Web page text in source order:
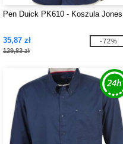
Pen Duick PK610 - Koszula Jones
35,87 zł
129,83 zł
-72%